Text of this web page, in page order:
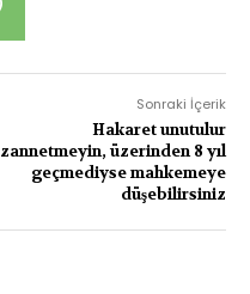
Sonraki İçerik
Hakaret unutulur
zannetmeyin, üzerinden 8 yıl
geçmediyse mahkemeye
düşebilirsiniz